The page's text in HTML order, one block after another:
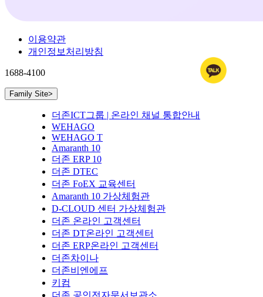
이용약관
개인정보처리방침
1688-4100
Family Site>
더존ICT그룹 | 온라인 채널 통합안내
WEHAGO
WEHAGO T
Amaranth 10
더존 ERP 10
더존 DTEC
더존 FoEX 교육센터
Amaranth 10 가상체험관
D-CLOUD 센터 가상체험관
더존 온라인 고객센터
더존 DT온라인 고객센터
더존 ERP온라인 고객센터
더존차이나
더존비엔에프
키컴
더존 공인전자문서보관소